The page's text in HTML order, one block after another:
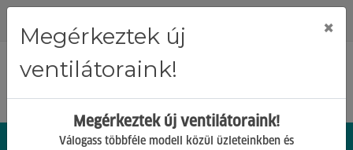
Megérkeztek új
ventilátoraink!
×
Megérkeztek új ventilátoraink!
Válogass többféle modell közül üzleteinkben és